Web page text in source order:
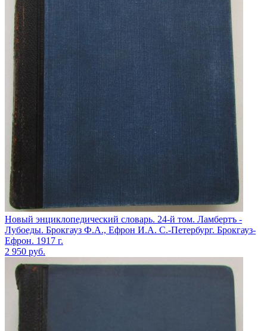
Новый энциклопедический словарь. 24-й том. Ламбертъ -
Лубоеды. Брокгауз Ф.А., Ефрон И.А. С.-Петербург. Брокгауз-
Ефрон. 1917 г.
2 950 руб.